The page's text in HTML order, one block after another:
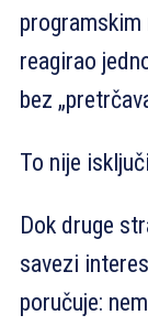
reagirao
bez
To nije
Dok druge
savezi
poručuje: